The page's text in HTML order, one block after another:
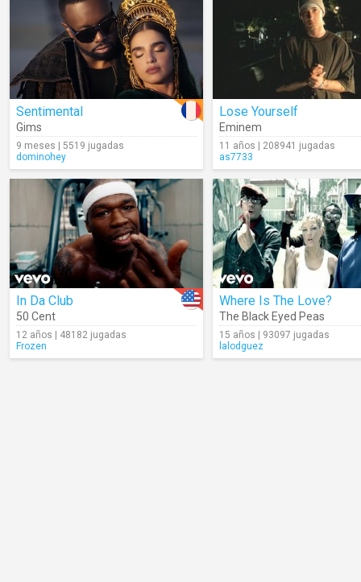
Sentimental
Gims
9 meses | 5519 jugadas
dominohey
Lose Yourself
Eminem
11 años | 208941 jugadas
as7733
In Da Club
50 Cent
12 años | 48182 jugadas
Frozen
Where Is The Love?
The Black Eyed Peas
15 años | 93097 jugadas
lalodguez